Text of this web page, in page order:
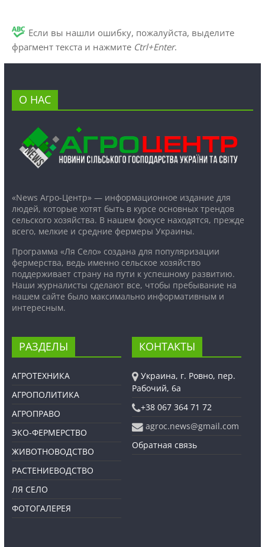
Если вы нашли ошибку, пожалуйста, выделите
фрагмент текста и нажмите Ctrl+Enter.
О НАС
«News Агро-Центр» — информационное издание для
людей, которые хотят быть в курсе основных трендов
сельского хозяйства. В нашем фокусе находятся, прежде
всего, мелкие и средние фермеры Украины.
Программа «Ля Село» создана для популяризации
фермерства, ведь именно сельское хозяйство
поддерживает страну на пути к успешному развитию.
Наши журналисты сделают все, чтобы пребывание на
нашем сайте было максимально информативным и
интересным.
РАЗДЕЛЫ
АГРОТЕХНИКА
АГРОПОЛИТИКА
АГРОПРАВО
ЭКО-ФЕРМЕРСТВО
ЖИВОТНОВОДСТВО
РАСТЕНИЕВОДСТВО
ЛЯ СЕЛО
ФОТОГАЛЕРЕЯ
КОНТАКТЫ
Украина, г. Ровно, пер.
Рабочий, 6а
+38 067 364 71 72
agroc.news@gmail.com
Обратная связь